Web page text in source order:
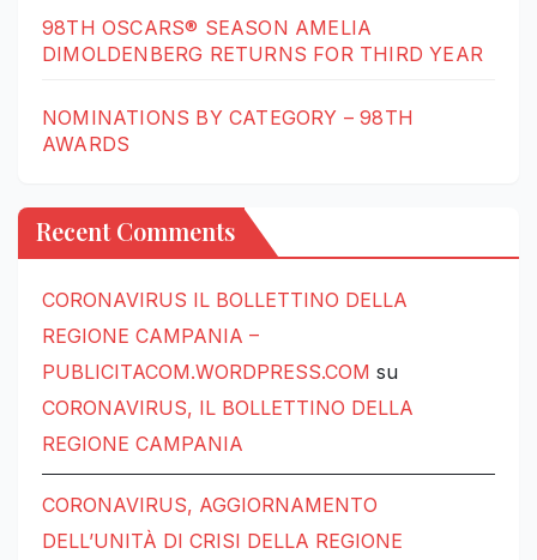
98TH OSCARS® SEASON AMELIA
DIMOLDENBERG RETURNS FOR THIRD YEAR
NOMINATIONS BY CATEGORY – 98TH
AWARDS
Recent Comments
CORONAVIRUS IL BOLLETTINO DELLA
REGIONE CAMPANIA –
PUBLICITACOM.WORDPRESS.COM su
CORONAVIRUS, IL BOLLETTINO DELLA
REGIONE CAMPANIA
CORONAVIRUS, AGGIORNAMENTO
DELL’UNITÀ DI CRISI DELLA REGIONE